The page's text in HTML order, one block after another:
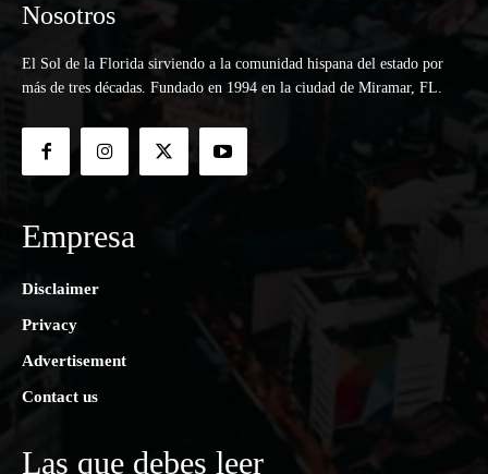
Nosotros
El Sol de la Florida sirviendo a la comunidad hispana del estado por
más de tres décadas. Fundado en 1994 en la ciudad de Miramar, FL.
Empresa
Disclaimer
Privacy
Advertisement
Contact us
Las que debes leer